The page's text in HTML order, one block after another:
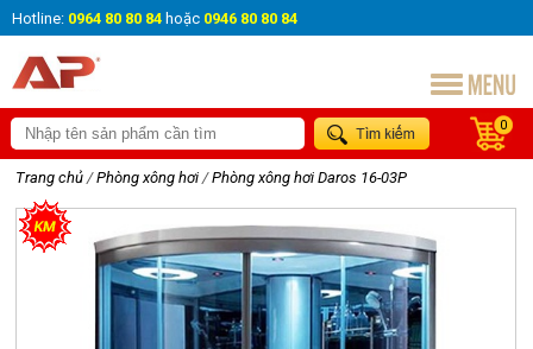
Hotline: 0964 80 80 84 hoặc 0946 80 80 84
0
Trang chủ / Phòng xông hơi / Phòng xông hơi Daros 16-03P